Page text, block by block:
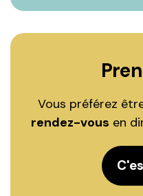
Vous préférez
rendez-vous en